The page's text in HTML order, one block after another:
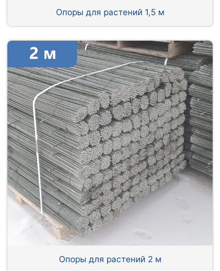
Опоры для растений 1,5 м
Опоры для растений 2 м